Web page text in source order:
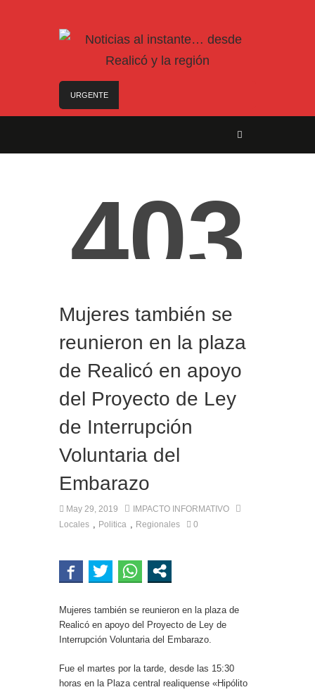
URGENTE
central en contra de la «Ley de Tierras»
River lo descartó y el pibe Jaime brilla en Peñarol
de Montevideo: «¿Nos dieron a Messi?»
Camilota presentó a su nueva novia y contó su
Mujeres también se
reunieron en la plaza
de Realicó en apoyo
del Proyecto de Ley
de Interrupción
Voluntaria del
Embarazo
May 29, 2019
IMPACTO INFORMATIVO
Locales , Politica , Regionales 0
Mujeres también se reunieron en la plaza de
Realicó en apoyo del Proyecto de Ley de
Interrupción Voluntaria del Embarazo.
Fue el martes por la tarde, desde las 15:30
horas en la Plaza central realiquense «Hipólito